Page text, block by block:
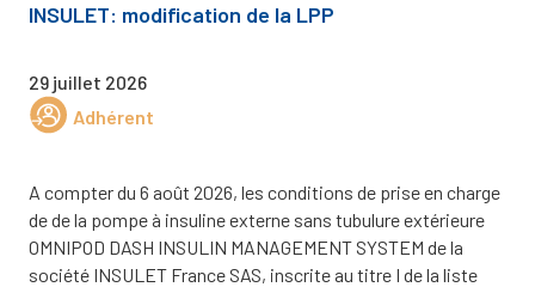
INSULET: modification de la LPP
29 juillet 2026
Adhérent
A compter du 6 août 2026, les conditions de prise en charge
de de la pompe à insuline externe sans tubulure extérieure
OMNIPOD DASH INSULIN MANAGEMENT SYSTEM de la
société INSULET France SAS, inscrite au titre I de la liste